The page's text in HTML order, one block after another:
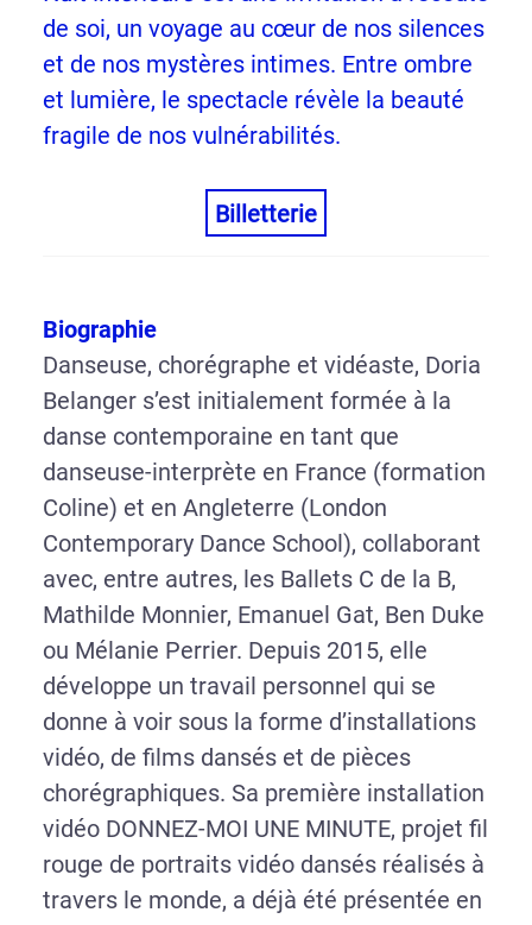
de soi, un voyage au cœur de nos silences
et de nos mystères intimes. Entre ombre
et lumière, le spectacle révèle la beauté
fragile de nos vulnérabilités.
Billetterie
Biographie
Danseuse, chorégraphe et vidéaste, Doria
Belanger s’est initialement formée à la
danse contemporaine en tant que
danseuse-interprète en France (formation
Coline) et en Angleterre (London
Contemporary Dance School), collaborant
avec, entre autres, les Ballets C de la B,
Mathilde Monnier, Emanuel Gat, Ben Duke
ou Mélanie Perrier. Depuis 2015, elle
développe un travail personnel qui se
donne à voir sous la forme d’installations
vidéo, de films dansés et de pièces
chorégraphiques. Sa première installation
vidéo DONNEZ-MOI UNE MINUTE, projet fil
rouge de portraits vidéo dansés réalisés à
travers le monde, a déjà été présentée en